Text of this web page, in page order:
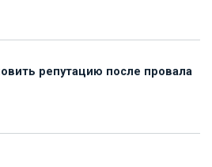
репутацию после провала